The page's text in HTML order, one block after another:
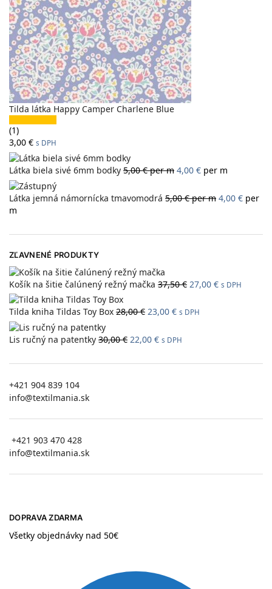
Tilda látka Happy Camper Charlene Blue
(1)
3,00 € s DPH
Látka biela sivé 6mm bodky 5,00€per m 4,00 € per m
Látka jemná námornícka tmavomodrá 5,00€per m 4,00 € per
m
ZĽAVNENÉ PRODUKTY
Košík na šitie čalúnený režný mačka 37,50€ 27,00 € s DPH
Tilda kniha Tildas Toy Box 28,00€ 23,00 € s DPH
Lis ručný na patentky 30,00€ 22,00 € s DPH
+421 904 839 104
info@textilmania.sk
+421 903 470 428
info@textilmania.sk
DOPRAVA ZDARMA
Všetky objednávky nad 50€